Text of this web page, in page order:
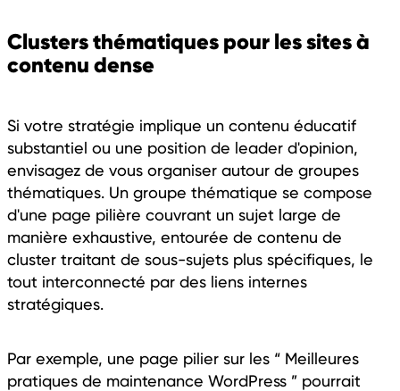
Clusters thématiques pour les sites à
contenu dense
Si votre stratégie implique un contenu éducatif
substantiel ou une position de leader d'opinion,
envisagez de vous organiser autour de groupes
thématiques. Un groupe thématique se compose
d'une page pilière couvrant un sujet large de
manière exhaustive, entourée de contenu de
cluster traitant de sous-sujets plus spécifiques, le
tout interconnecté par des liens internes
stratégiques.
Par exemple, une page pilier sur les “ Meilleures
pratiques de maintenance WordPress ” pourrait